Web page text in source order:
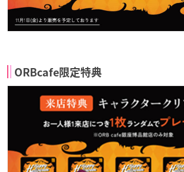
ORBcafe限定特典